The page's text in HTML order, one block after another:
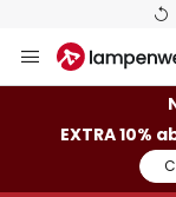
Inhalt
EXTRA 10%